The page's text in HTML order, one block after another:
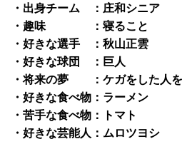
・出身チーム ：庄和シニア
・趣味 ：寝ること
・好きな選手 ：秋山正雲
・好きな球団 ：巨人
・将来の夢 ：ケガをした人
・好きな食べ物：ラーメン
・苦手な食べ物：トマト
・好きな芸能人：ムロツヨシ